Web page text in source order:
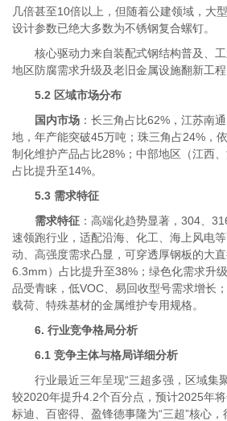
几倍甚至10倍以上，但随着公建领域，大
设计参数已绝大多数为不锈钢复合螺钉。
核心驱动力来自装配式钢结构普及、
地区防腐需求升级及老旧金属设施翻新工程
5.2 区域市场分布
国内市场 ：长三角占比62%，江苏南
地，年产能突破45万吨；珠三角占24%，
制化维护产品占比28%；中部地区（江西
占比提升至14%。
5.3 需求特征
需求特征 ：高端化趋势显著，304、
速领跑行业，适配沿海、化工、海上风电
动、高强度需求凸显，可穿透厚钢板的大
6.3mm）占比提升至38%；绿色化需求升
品受青睐，低VOC、易回收型号需求增长
载荷、特殊基材的金属维护专用规格。
6. 行业竞争格局分析
6.1 竞争主体与格局详细分析
行业最近三年呈现“三超多强，区域集
较2020年提升4.2个百分点，预计2025年
标迪、百密得、盈锋德事隆为“三超”核心